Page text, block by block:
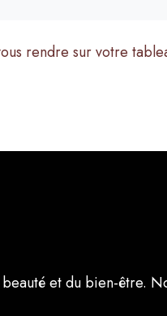
rendre survotre
et du bien-être.